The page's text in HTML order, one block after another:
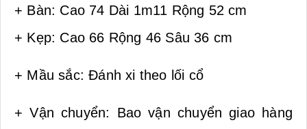
+ Bàn: Cao 74 Dài 1m11 Rộng 52 cm
+ Kẹp: Cao 66 Rộng 46 Sâu 36 cm
+ Mầu sắc: Đánh xi theo lối cổ
+ Vận chuyển: Bao vận chuyển giao hàng